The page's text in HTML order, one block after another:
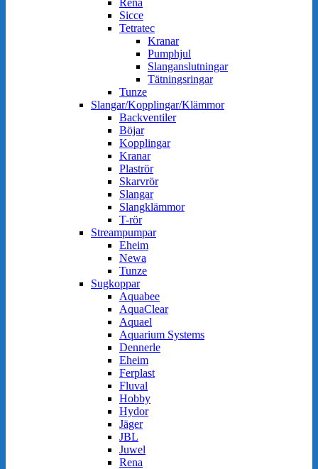
Rena
Sicce
Tetratec
Kranar
Pumphjul
Slanganslutningar
Tätningsringar
Tunze
Slangar/Kopplingar/Klämmor
Backventiler
Böjar
Kopplingar
Kranar
Plaströr
Skarvrör
Slangar
Slangklämmor
T-rör
Streampumpar
Eheim
Newa
Tunze
Sugkoppar
Aquabee
AquaClear
Aquael
Aquarium Systems
Dennerle
Eheim
Ferplast
Fluval
Hobby
Hydor
Jäger
JBL
Juwel
Rena